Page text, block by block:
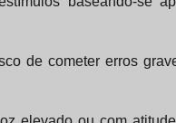
de cometer erros